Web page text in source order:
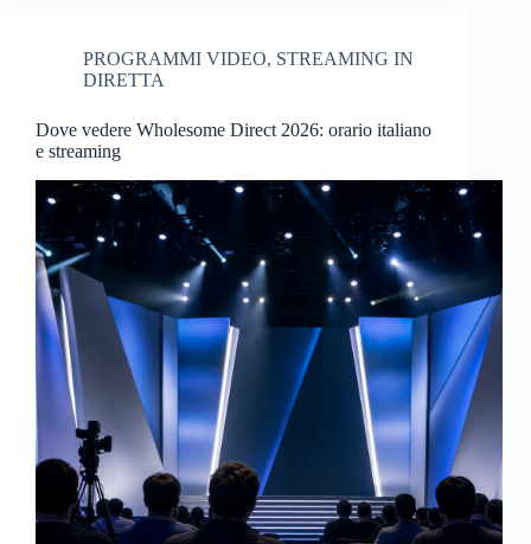
PROGRAMMI VIDEO, STREAMING IN
DIRETTA
Dove vedere Wholesome Direct 2026: orario italiano
e streaming